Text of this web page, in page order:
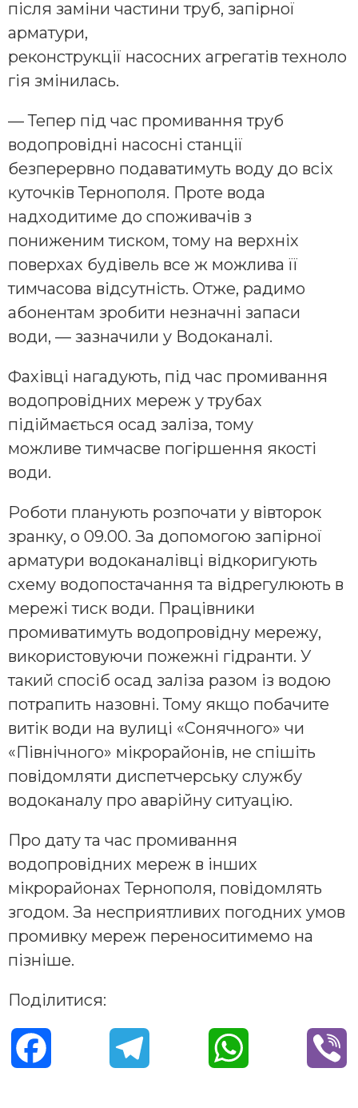
після заміни частини труб, запірної
арматури,
реконструкції насосних агрегатів техноло
гія змінилась.
— Тепер під час промивання труб
водопровідні насосні станції
безперервно подаватимуть воду до всіх
куточків Тернополя. Проте вода
надходитиме до споживачів з
пониженим тиском, тому на верхніх
поверхах будівель все ж можлива її
тимчасова відсутність. Отже, радимо
абонентам зробити незначні запаси
води, — зазначили у Водоканалі.
Фахівці нагадують, під час промивання
водопровідних мереж у трубах
підіймається осад заліза, тому
можливе тимчасве погіршення якості
води.
Роботи планують розпочати у вівторок
зранку, о 09.00. За допомогою запірної
арматури водоканалівці відкоригують
схему водопостачання та відрегулюють в
мережі тиск води. Працівники
промиватимуть водопровідну мережу,
використовуючи пожежні гідранти. У
такий спосіб осад заліза разом із водою
потрапить назовні. Тому якщо побачите
витік води на вулиці «Сонячного» чи
«Північного» мікрорайонів, не спішіть
повідомляти диспетчерську службу
водоканалу про аварійну ситуацію.
Про дату та час промивання
водопровідних мереж в інших
мікрорайонах Тернополя, повідомлять
згодом. За несприятливих погодних умов
промивку мереж переноситимемо на
пізніше.
Поділитися: